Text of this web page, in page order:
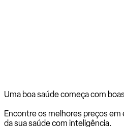
Uma boa saúde começa com
Encontre os melhores preços em
da sua saúde com inteligência.